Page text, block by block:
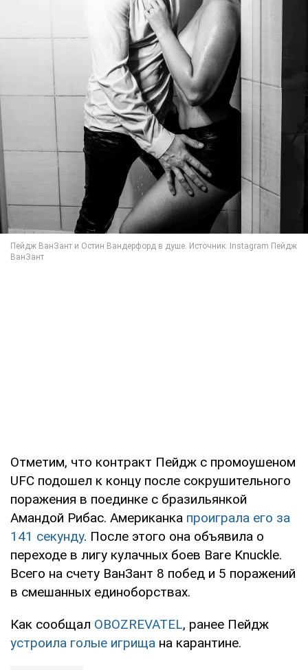
Отметим, что контракт Пейдж с промоушеном
UFC подошел к концу после сокрушительного
поражения в поединке с бразильянкой
Амандой Рибас. Американка проиграла его за
141 секунду. После этого она объявила о
переходе в лигу кулачных боев Bare Knuckle.
Всего на счету ВанЗант 8 побед и 5 поражений
в смешанных единоборствах.
Как сообщал OBOZREVATEL, ранее Пейдж
устроила голые игрища на карантине.